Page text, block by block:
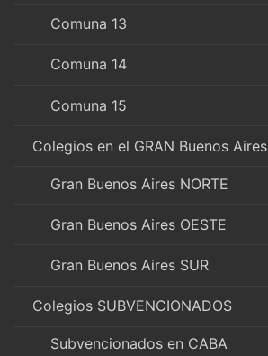
Comuna 13
Comuna 14
Comuna 15
Colegios en el GRAN Buenos Aires
Gran Buenos Aires NORTE
Gran Buenos Aires OESTE
Gran Buenos Aires SUR
Colegios SUBVENCIONADOS
Subvencionados en CABA